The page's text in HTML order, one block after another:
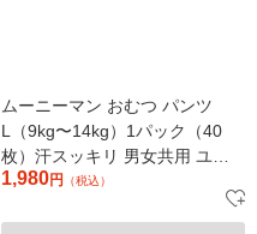
ムーニーマン おむつ パンツ
L（9kg〜14kg）1パック（40
枚）汗スッキリ 男女共用 ユ
ニ・チャーム
1,980円 （税込）